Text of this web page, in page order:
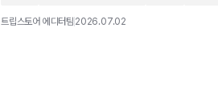
트립스토어 에디터팀 2026.07.02